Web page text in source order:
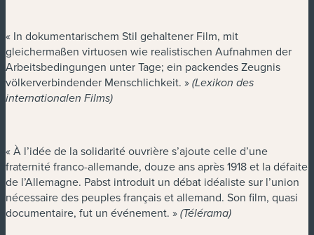
« In dokumentarischem Stil gehaltener Film, mit
gleichermaßen virtuosen wie realistischen Aufnahmen der
Arbeitsbedingungen unter Tage; ein packendes Zeugnis
völkerverbindender Menschlichkeit. » (Lexikon des
internationalen Films)
« À l’idée de la solidarité ouvrière s’ajoute celle d’une
fraternité franco-allemande, douze ans après 1918 et la défaite
de l’Allemagne. Pabst introduit un débat idéaliste sur l’union
nécessaire des peuples français et allemand. Son film, quasi
documentaire, fut un événement. » (Télérama)